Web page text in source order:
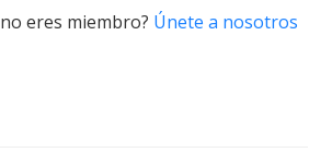
eres miembro? Únete a nosotros